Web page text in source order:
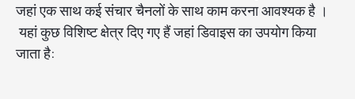
जहां एक साथ कई संचार चैनलों के साथ काम करना आवश्यक है ।
यहां कुछ विशिष्ट क्षेत्र दिए गए हैं जहां डिवाइस का उपयोग किया
जाता है: